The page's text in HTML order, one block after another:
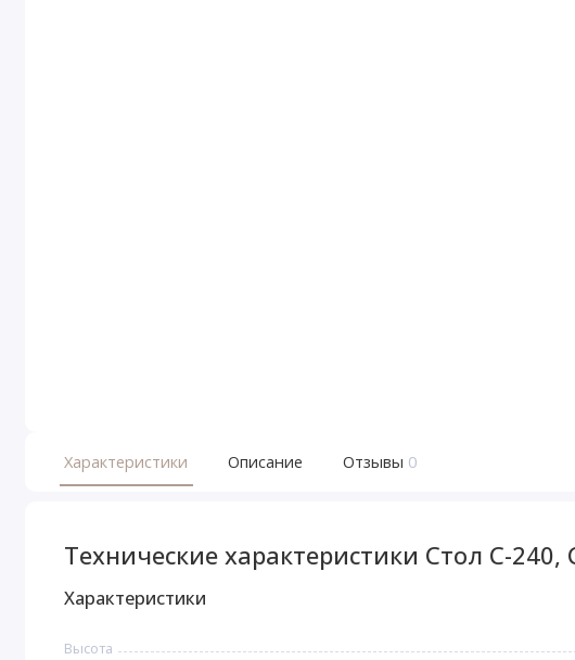
Характеристики Описание Отзывы 0
Технические характеристики Стол С-
Характеристики
Высота